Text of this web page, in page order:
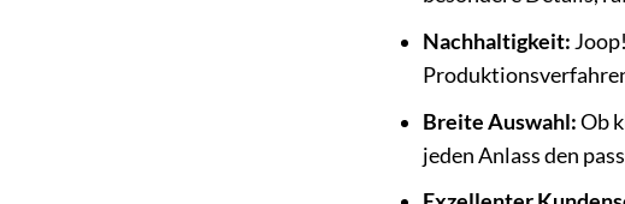
Nachhaltigkeit:
Breite Auswahl:Ob
jeden Anlass den